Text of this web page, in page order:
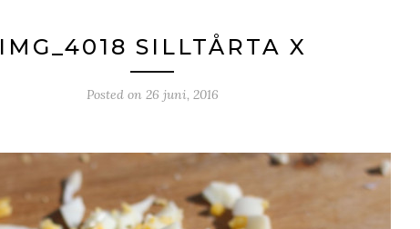
IMG_4018 SILLTÅRTA X
Posted on 26 juni, 2016